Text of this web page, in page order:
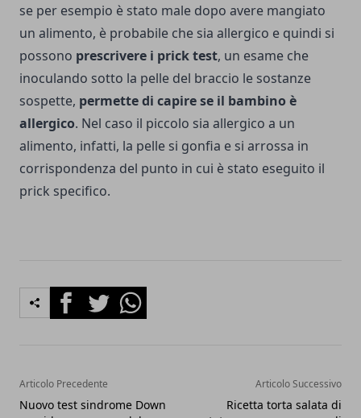
se per esempio è stato male dopo avere mangiato
un alimento, è probabile che sia allergico e quindi si
possono prescrivere i prick test, un esame che
inoculando sotto la pelle del braccio le sostanze
sospette, permette di capire se il bambino è
allergico. Nel caso il piccolo sia allergico a un
alimento, infatti, la pelle si gonfia e si arrossa in
corrispondenza del punto in cui è stato eseguito il
prick specifico.
FacebookTwitterWhatsapp
Articolo Precedente
Nuovo test sindrome Down
Articolo Successivo
Ricetta torta salata di